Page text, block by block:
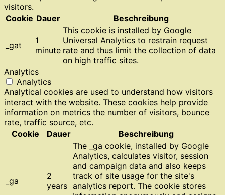
visitors.
Cookie Dauer Beschreibung
_gat
1
minute
This cookie is installed by Google
Universal Analytics to restrain request
rate and thus limit the collection of data
on high traffic sites.
Analytics
Analytics
Analytical cookies are used to understand how visitors
interact with the website. These cookies help provide
information on metrics the number of visitors, bounce
rate, traffic source, etc.
Cookie
Dauer Beschreibung
_ga
2
years
The _ga cookie, installed by Google
Analytics, calculates visitor, session
and campaign data and also keeps
track of site usage for the site's
analytics report. The cookie stores